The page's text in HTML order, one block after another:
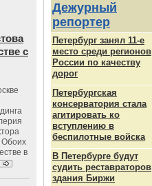
с
Обоих
в
Дежурный
репортер
Петербург занял 11-е
место среди регионов
России по качеству
дорог
Петербургская
консерватория стала
агитировать ко
вступлению в
беспилотные войска
В Петербурге будут
судить реставраторов
здания Биржи